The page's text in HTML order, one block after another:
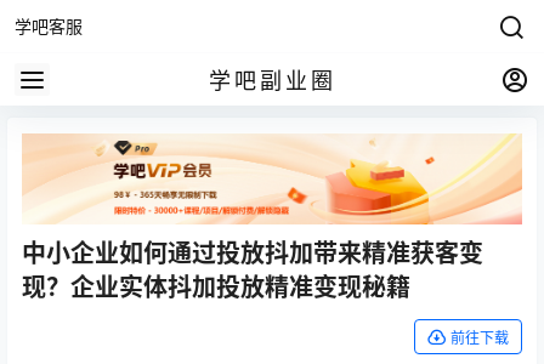
学吧客服
学吧副业圈
中小企业如何通过投放抖加带来精准获客变
现？企业实体抖加投放精准变现秘籍
前往下载